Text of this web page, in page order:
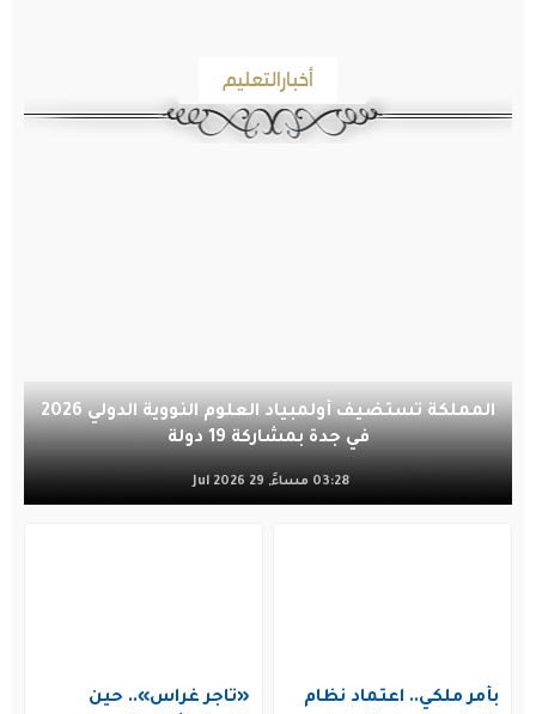
أخبارالتعليم
المملكة تستضيف أولمبياد العلوم النووية الدولي 2026
في جدة بمشاركة 19 دولة
03:28 مساءً, 29 Jul 2026
بأمر ملكي.. اعتماد نظام
«تاجر غراس».. حين